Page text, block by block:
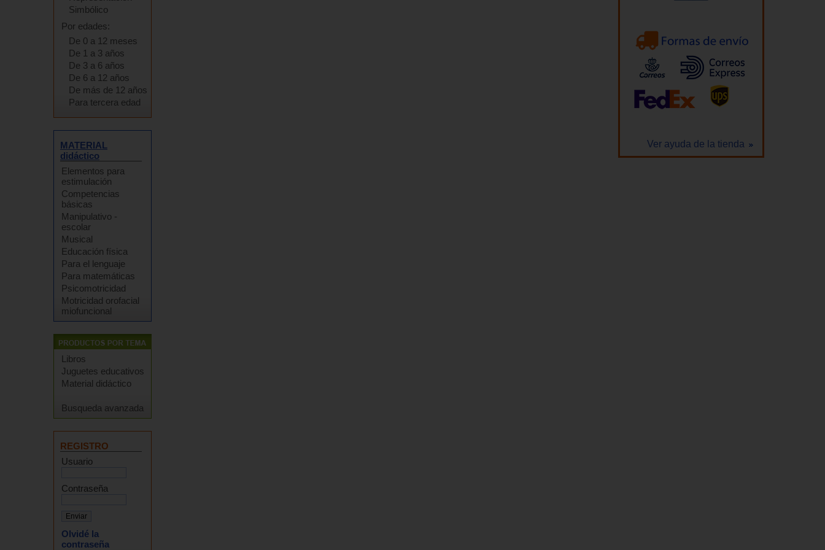
Simbólico
Por edades:
De 0 a 12 meses
De 1 a 3 años
De 3 a 6 años
De 6 a 12 años
De más de 12 años
Para tercera edad
MATERIAL
didáctico
Elementos para
estimulación
Competencias
básicas
Manipulativo -
escolar
Musical
Educación física
Para el lenguaje
Para matemáticas
Psicomotricidad
Motricidad orofacial
miofuncional
Libros
Juguetes educativos
Material didáctico
Busqueda avanzada
REGISTRO
Usuario
Contraseña
Olvidé la
contraseña
Ver ayuda de la tienda